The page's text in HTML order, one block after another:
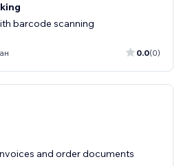
barcode scanning
0.0(0)
and order documents